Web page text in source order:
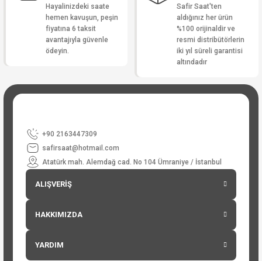
Hayalinizdeki saate
hemen kavuşun, peşin
fiyatına 6 taksit
avantajıyla güvenle
ödeyin.
Safir Saat'ten
aldığınız her ürün
%100 orijinaldir ve
resmi distribütörlerin
iki yıl süreli garantisi
altındadır
+90 2163447309
safirsaat@hotmail.com
Atatürk mah. Alemdağ cad. No 104 Ümraniye / İstanbul
ALIŞVERİŞ
HAKKIMIZDA
YARDIM